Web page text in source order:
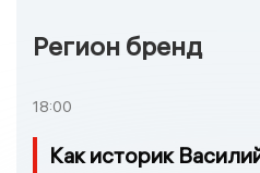
Регион бренд
18:00
Как историк